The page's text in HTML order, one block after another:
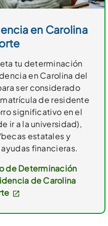
en Carolina
tu determinación
en Carolina del
ser considerado
de residente
significativo en el
ir a la universidad),
estatales y
financieras.
de Determinación
de Carolina